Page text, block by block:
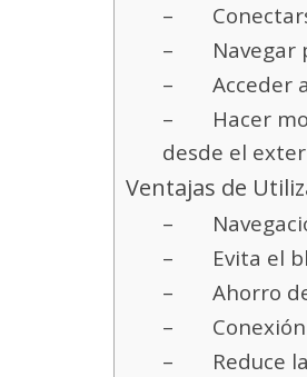
–
– Navegar
– Acceder a
– Hacer
desde el
Ventajas de
–
– Evita el
– Ahorro
– Conexión
– Reduce la